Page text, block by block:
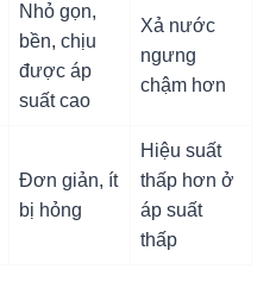
Nhỏ gọn,
bền, chịu
được áp
suất cao
Xả nước
ngưng
chậm hơn
Đơn giản, ít
bị hỏng
Hiệu suất
thấp hơn ở
áp suất
thấp